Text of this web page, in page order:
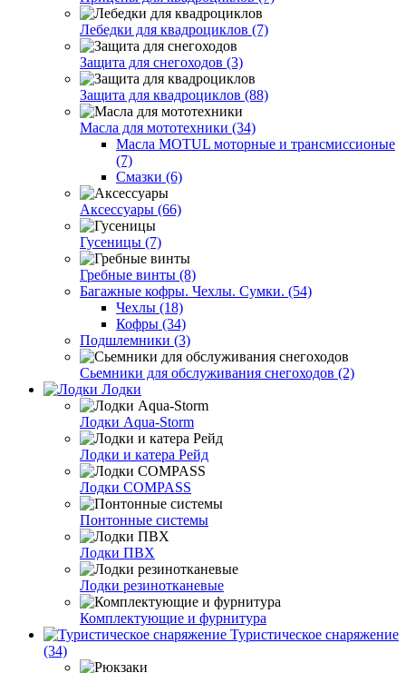
Лебедки для квадроциклов (7)
Защита для снегоходов (3)
Защита для квадроциклов (88)
Масла для мототехники (34)
Масла MOTUL моторные и трансмиссионые
(7)
Смазки (6)
Аксессуары (66)
Гусеницы (7)
Гребные винты (8)
Багажные кофры. Чехлы. Сумки. (54)
Чехлы (18)
Кофры (34)
Подшлемники (3)
Сьемники для обслуживания снегоходов (2)
Лодки
Лодки Aqua-Storm
Лодки и катера Рейд
Лодки COMPASS
Понтонные системы
Лодки ПВХ
Лодки резинотканевые
Комплектующие и фурнитура
Туристическое снаряжение
(34)